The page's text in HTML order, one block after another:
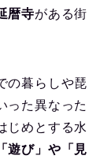
暦寺がある街
の暮らしや琵
った異なった
じめとする水
「遊び」や「見